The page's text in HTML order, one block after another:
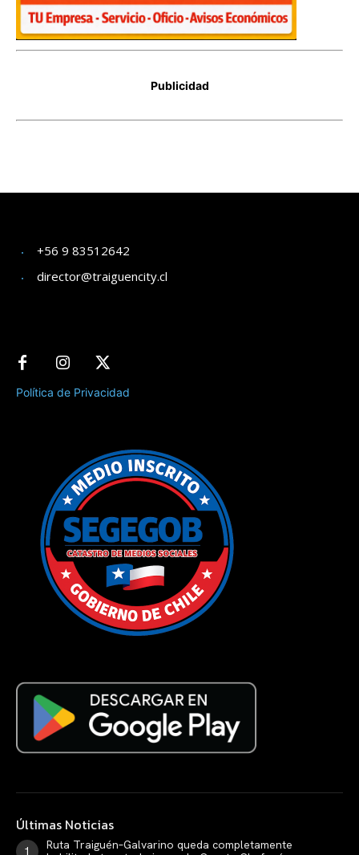
+56 9 83512642
director@traiguencity.cl
Política de Privacidad
Últimas Noticias
Ruta Traiguén–Galvarino queda completamente